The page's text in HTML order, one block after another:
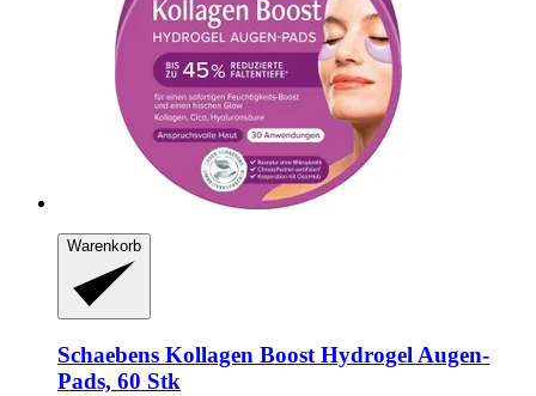
Warenkorb
Schaebens Kollagen Boost Hydrogel Augen-​
Pads, 60 Stk